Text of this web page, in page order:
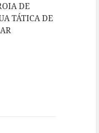
DE
TÁTICA DE